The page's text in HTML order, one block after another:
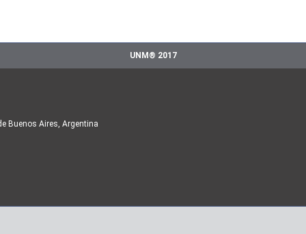
UNM® 2017
Buenos Aires, Argentina